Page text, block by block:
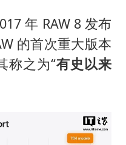
4条线路全线停运
5万小车卖不动 微型代步车集体遇冷
4.2平卫生间补漏注胶花1.55万
放假”
年 RAW 8 发布
的首次重大版本
称之为“有史以来